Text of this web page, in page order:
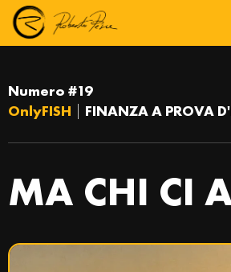
Numero #19
OnlyFISH
FINANZA A PROVA
MA CHI CI